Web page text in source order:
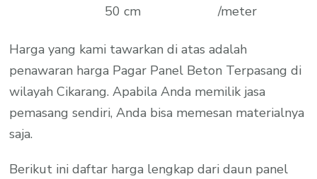
50 cm
/meter
Harga yang kami tawarkan di atas adalah
penawaran harga Pagar Panel Beton Terpasang di
wilayah Cikarang. Apabila Anda memilik jasa
pemasang sendiri, Anda bisa memesan materialnya
saja.
Berikut ini daftar harga lengkap dari daun panel